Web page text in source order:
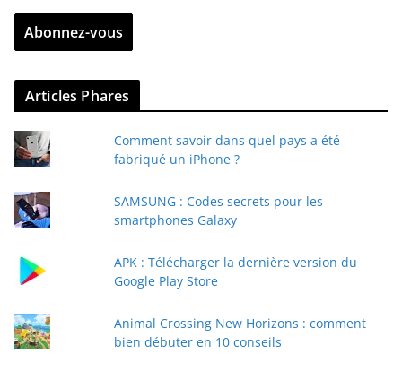
r
z
v
r
e
e
-
a
Abonnez-vous
Articles Phares
Comment savoir dans quel pays a été
fabriqué un iPhone ?
SAMSUNG : Codes secrets pour les
smartphones Galaxy
APK : Télécharger la dernière version du
Google Play Store
Animal Crossing New Horizons : comment
bien débuter en 10 conseils